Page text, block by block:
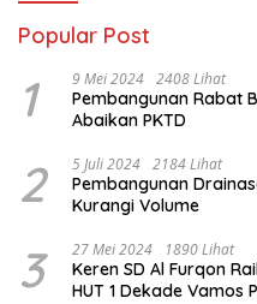
Popular Post
1 9 Mei 2024 2408 Lihat
Pembangunan Rabat
Abaikan PKTD
2 5 Juli 2024 2184 Lihat
Pembangunan
Kurangi Volume
3 27 Mei 2024 1890 Lihat
Keren SD Al Furqon
HUT 1 Dekade Vamos